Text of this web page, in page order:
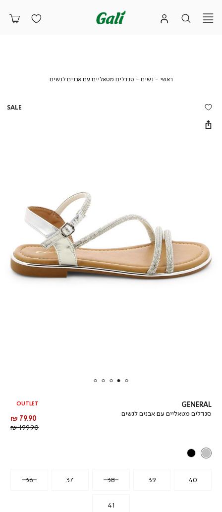
ראשי ראשי
נשים נשים
סנדלים מטאליים עם אבנים לנשיםסנדלים
GENERAL
סנדלים מטאליים עם אבנים לנשים
OUTLET
מחיר
מוצר
79.90 ₪
199.90 ₪
36 37 38 39 40
41
SALE